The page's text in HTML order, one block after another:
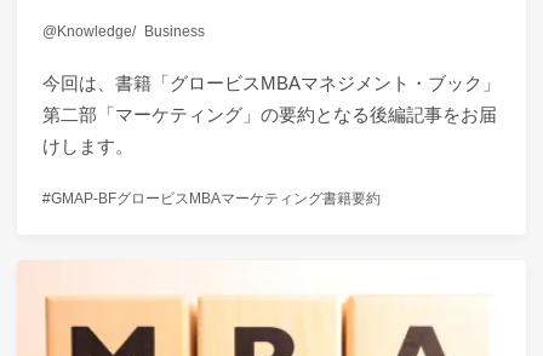
Knowledge Business
今回は、書籍「グロービスMBAマネジメント・ブック」
第二部「マーケティング」の要約となる後編記事をお届
けします。
GMAP-BFグロービスMBAマーケティング書籍要約